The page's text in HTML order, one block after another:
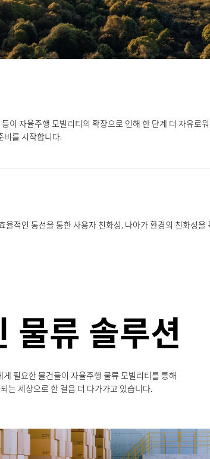
이 자율주행 모빌리티의 확장으로 인해 한 단계 더 자유로워
비를 시작합니다.
율적인 동선을 통한 사용자 친화성, 나아가 환경의 친화성을
물류 솔루션
게 필요한 물건들이 자율주행 물류 모빌리티를 통해
는 세상으로 한 걸음 더 다가가고 있습니다.